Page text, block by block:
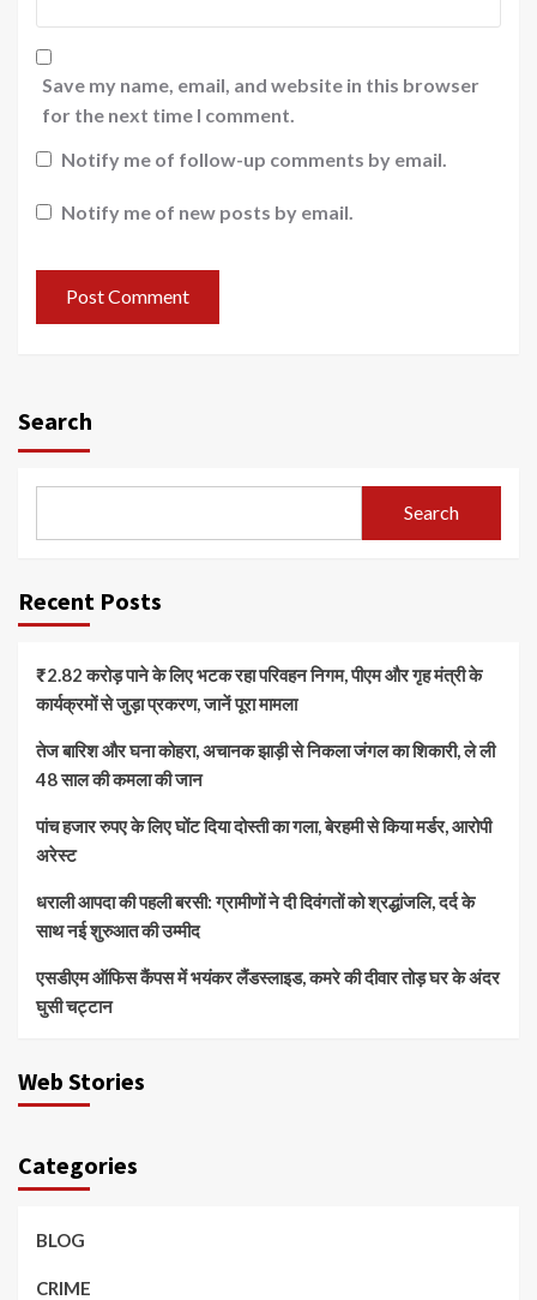
Save my name, email, and website in this browser
for the next time I comment.
Notify me of follow-up comments by email.
Notify me of new posts by email.
Search
Search
Recent Posts
₹2.82 करोड़ पाने के लिए भटक रहा परिवहन निगम, पीएम और गृह मंत्री के
कार्यक्रमों से जुड़ा प्रकरण, जानें पूरा मामला
तेज बारिश और घना कोहरा, अचानक झाड़ी से निकला जंगल का शिकारी, ले ली
48 साल की कमला की जान
पांच हजार रुपए के लिए घोंट दिया दोस्ती का गला, बेरहमी से किया मर्डर, आरोपी
अरेस्ट
धराली आपदा की पहली बरसी: ग्रामीणों ने दी दिवंगतों को श्रद्धांजलि, दर्द के
साथ नई शुरुआत की उम्मीद
एसडीएम ऑफिस कैंपस में भयंकर लैंडस्लाइड, कमरे की दीवार तोड़ घर के अंदर
घुसी चट्टान
Web Stories
Categories
BLOG
CRIME